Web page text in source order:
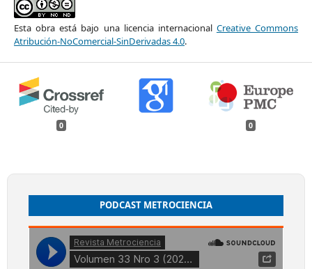
Esta obra está bajo una licencia internacional Creative Commons
Atribución-NoComercial-SinDerivadas 4.0.
0 0
PODCAST METROCIENCIA